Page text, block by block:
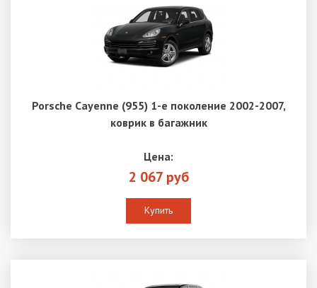
Porsche Cayenne (955) 1-е поколение 2002-2007,
коврик в багажник
Цена:
2 067 руб
Купить